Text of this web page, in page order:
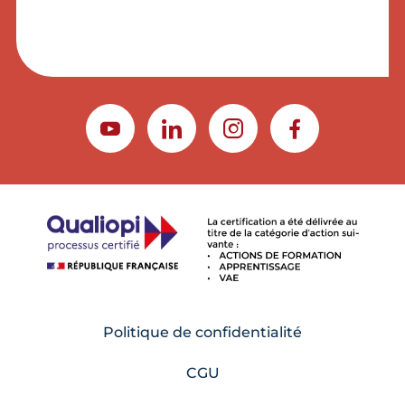
YOUTUBELINKEDININSTAGRAMFACEBOOK
Politique de confidentialité
CGU